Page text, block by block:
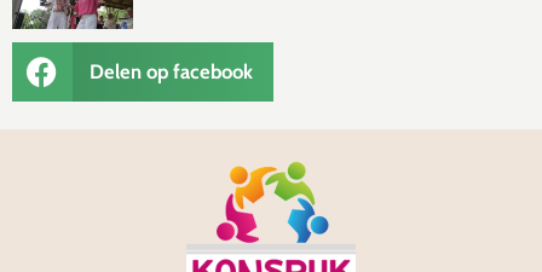
Delen op facebook